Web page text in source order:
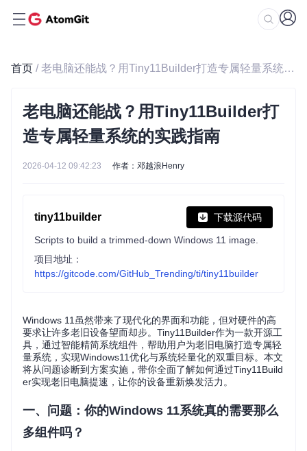
首页 / 老电脑还能战？用Tiny11Builder打造专属轻量系统的实践指南
老电脑还能战？用Tiny11Builder打
造专属轻量系统的实践指南
2026-04-12 09:42:23 作者：邓越浪Henry
tiny11builder 下载源代码
Scripts to build a trimmed-down Windows 11 image.
项目地址：
https://gitcode.com/GitHub_Trending/ti/tiny11builder
Windows 11虽然带来了现代化的界面和功能，但对硬件的高
要求让许多老旧设备望而却步。Tiny11Builder作为一款开源工
具，通过智能精简系统组件，帮助用户为老旧电脑打造专属轻
量系统，实现Windows11优化与系统轻量化的双重目标。本文
将从问题诊断到方案实施，带你全面了解如何通过Tiny11Build
er实现老旧电脑提速，让你的设备重新焕发活力。
一、问题：你的Windows 11系统真的需要那么
多组件吗？